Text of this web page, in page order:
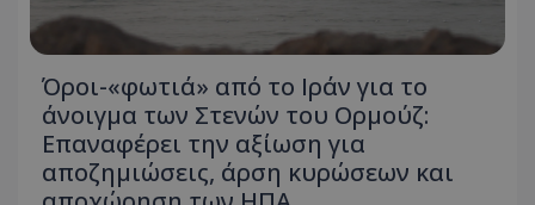
Όροι-«φωτιά» από το Ιράν για το
άνοιγμα των Στενών του Ορμούζ:
Επαναφέρει την αξίωση για
αποζημιώσεις, άρση κυρώσεων και
VISITOR_PRIVACY_METADATA
YouTube
.youtube.com